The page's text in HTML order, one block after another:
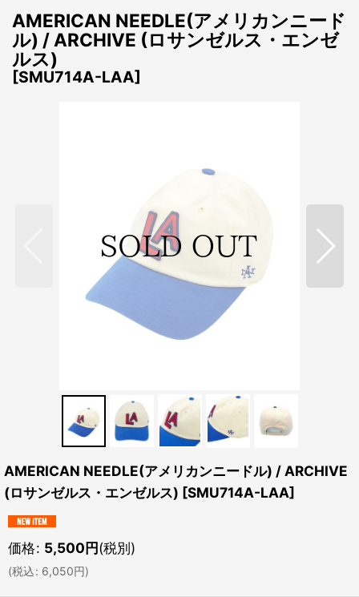
AMERICAN NEEDLE(アメリカンニード
ル) / ARCHIVE (ロサンゼルス・エンゼ
ルス)
[SMU714A-LAA]
AMERICAN NEEDLE(アメリカンニードル) / ARCHIVE
(ロサンゼルス・エンゼルス) [SMU714A-LAA]
価格: 5,500円(税別)
(税込: 6,050円)